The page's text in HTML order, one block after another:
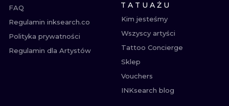
FAQ
Regulamin inksearch.co
Polityka prywatności
Regulamin dla Artystów
TATUAŻU
Kim jesteśmy
Wszyscy artyści
Tattoo Concierge
Sklep
Vouchers
INKsearch blog